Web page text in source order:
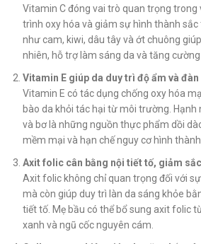
Vitamin C đóng vai trò quan trọng trong
trình oxy hóa và giảm sự hình thành sắc
như cam, kiwi, dâu tây và ớt chuông
nhiên, hỗ trợ làm sáng da và tăng
Vitamin E giúp da duy trì độ ẩm và đàn
Vitamin E có tác dụng chống oxy hóa
bào da khỏi tác hại từ môi trường.
và bơ là những nguồn thực phẩm dồi
mềm mại và hạn chế nguy cơ hình
Axit folic cân bằng nội tiết tố, giảm
Axit folic không chỉ quan trọng đối với
mà còn giúp duy trì làn da sáng khỏe
tiết tố. Mẹ bầu có thể bổ sung axit folic
xanh và ngũ cốc nguyên cám.